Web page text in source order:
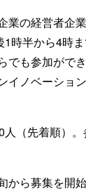
業の経営者企
時半から4時
でも参加がで
イノベーショ
（先着順）
ら募集を開始